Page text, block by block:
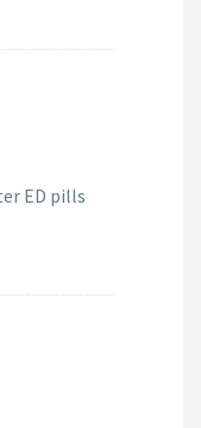
ED pills